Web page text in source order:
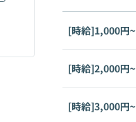
[時給]1,000円~
[時給]2,000円~
[時給]3,000円~